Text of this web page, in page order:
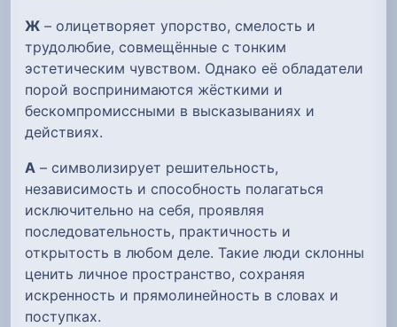
Ж – олицетворяет упорство, смелость и
трудолюбие, совмещённые с тонким
эстетическим чувством. Однако её обладатели
порой воспринимаются жёсткими и
бескомпромиссными в высказываниях и
действиях.
А – символизирует решительность,
независимость и способность полагаться
исключительно на себя, проявляя
последовательность, практичность и
открытость в любом деле. Такие люди склонны
ценить личное пространство, сохраняя
искренность и прямолинейность в словах и
поступках.